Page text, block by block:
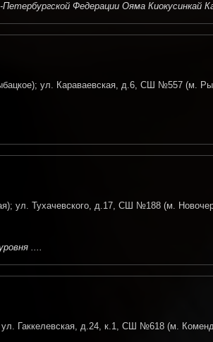
Федерации Ояма Киокусинкай
ул. Караваевская, д.6, СШ №557 (м.
ул. Тухачевского, д.17, СШ №188 (м.
....
Гаккелевская, д.24, к.1, СШ №618 (м.